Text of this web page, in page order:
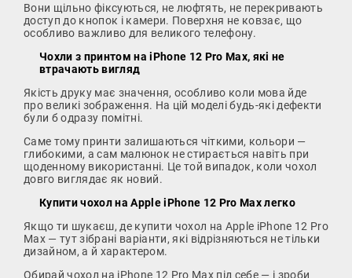
Вони щільно фіксуються, не люфтять, не перекривають
доступ до кнопок і камери. Поверхня не ковзає, що
особливо важливо для великого телефону.
Чохли з принтом на iPhone 12 Pro Max, які не
втрачають вигляд
Якість друку має значення, особливо коли мова йде
про великі зображення. На цій моделі будь-які дефекти
були б одразу помітні.
Саме тому принти залишаються чіткими, кольори —
глибокими, а сам малюнок не стирається навіть при
щоденному використанні. Це той випадок, коли чохол
довго виглядає як новий.
Купити чохол на Apple iPhone 12 Pro Max легко
Якщо ти шукаєш, де купити чохол на Apple iPhone 12 Pro
Max — тут зібрані варіанти, які відрізняються не тільки
дизайном, а й характером.
Обирай чохол на iPhone 12 Pro Max під себе — і зроби